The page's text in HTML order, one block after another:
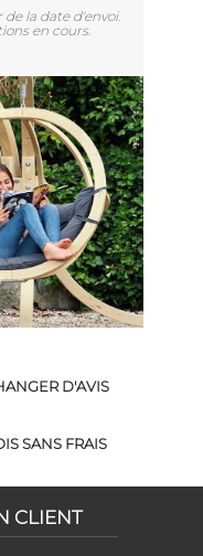
la date d'envoi.
en cours.
D'AVIS
SANS FRAIS
CLIENT